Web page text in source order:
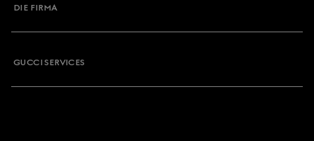
DIE FIRMA
GUCCI SERVICES